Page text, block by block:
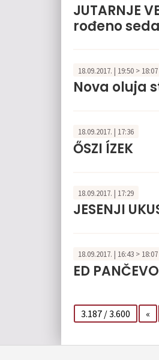
JUTARNJE
rođeno
18.09.2017. | 19:50 > 18:07
Nova oluja
18.09.2017. | 17:36
ŐSZI ÍZEK
18.09.2017. | 17:29
JESENJI
18.09.2017. | 16:43 > 18:07
ED
3.187 / 3.600 «